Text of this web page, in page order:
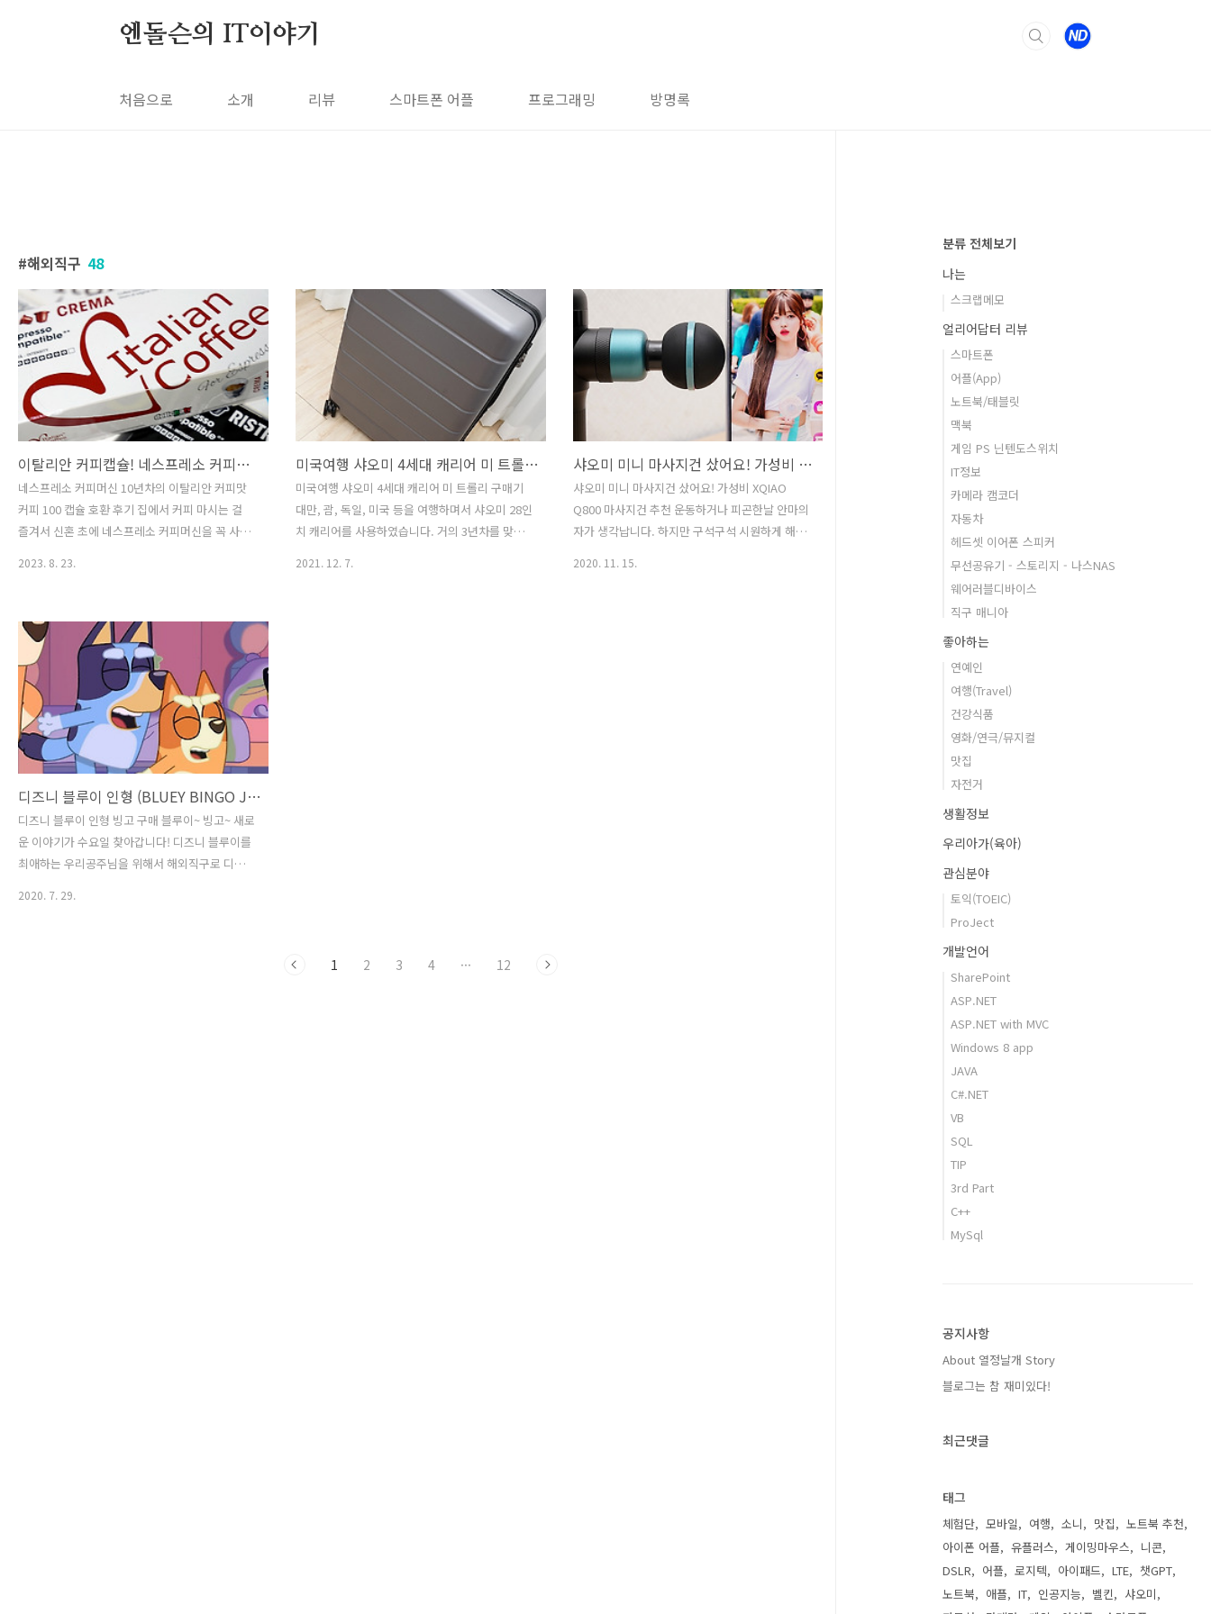
엔돌슨의 IT이야기
처음으로 소개 리뷰 스마트폰 어플 프로그래밍 방명록
해외직구 48
이탈리안 커피캡슐! 네스프레소 커피머신 10년차의 이탈리안 커피맛 커피 100 캡슐 호환 후기
네스프레소 커피머신 10년차의 이탈리안 커피맛
커피 100 캡슐 호환 후기 집에서 커피 마시는 걸
즐겨서 신혼 초에 네스프레소 커피머신을 꼭 사서
은 역시 에스프레소죠! ㅋㅋㅋ 하지만 그것보다 더
많은 이탈리안 캡슐 7종 종류가 있어 솔직한 후기
를 함께 나누고자 합니다. 크레마/ 인텐소/ 아라비
카/ 데치소/ 리스트레토/ 룽고/ 디카페인] 이렇게
7가지 종류의 캡슐로 골라 볼 수 있습니다. 이탈리
안 커피 캡슐커피를 처음 알게 된 계기는 네스프레
소 캡슐도 있지만, 조금 색다른 향과 맛을 찾아보
기 위해서 였습니다. 다양하게 캡슐커피는 네스프
레소 호환 제품으로 즐길 ..
2023. 8. 23.
미국여행 샤오미 4세대 캐리어 미 트롤리 구매기
미국여행 샤오미 4세대 캐리어 미 트롤리 구매기
대만, 괌, 독일, 미국 등을 여행하며서 샤오미 28인
치 캐리어를 사용하였습니다. 거의 3년차를 맞이
2021. 12. 7.
샤오미 미니 마사지건 샀어요! 가성비 XQIAO Q800 마사지건 추천
샤오미 미니 마사지건 샀어요! 가성비 XQIAO
Q800 마사지건 추천 운동하거나 피곤한날 안마의
자가 생각납니다. 하지만 구석구석 시원하게 해줄
2020. 11. 15.
디즈니 블루이 인형 (BLUEY BINGO JUMBO Dog Friends)
디즈니 블루이 인형 빙고 구매 블루이~ 빙고~ 새로
운 이야기가 수요일 찾아갑니다! 디즈니 블루이를
최애하는 우리공주님을 위해서 해외직구로 디즈
2020. 7. 29.
1 2 3 4 ··· 12
분류 전체보기
나는
스크랩메모
얼리어답터 리뷰
스마트폰
어플(App)
노트북/태블릿
맥북
게임 PS 닌텐도스위치
IT정보
카메라 캠코더
자동차
헤드셋 이어폰 스피커
무선공유기 - 스토리지 - 나스NAS
웨어러블디바이스
직구 매니아
좋아하는
연예인
여행(Travel)
건강식품
영화/연극/뮤지컬
맛집
자전거
생활정보
우리아가(육아)
관심분야
토익(TOEIC)
ProJect
개발언어
SharePoint
ASP.NET
ASP.NET with MVC
Windows 8 app
JAVA
C#.NET
VB
SQL
TIP
3rd Part
C++
MySql
공지사항
About 열정날개 Story
블로그는 참 재미있다!
최근댓글
태그
체험단 모바일 여행 소니 맛집
노트북 추천
아이폰 어플
유플러스 게이밍마우스
니콘
DSLR
어플 로지텍 아이패드 LTE
챗GPT
노트북
애플 IT 인공지능 벨킨
샤오미